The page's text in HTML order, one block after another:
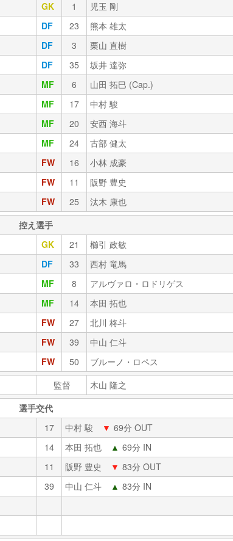
GK 1
児玉 剛
DF 23
熊本 雄太
DF 3
栗山 直樹
DF 35
坂井 達弥
MF 6
山田 拓巳 (Cap.)
MF 17
中村 駿
MF 20
安西 海斗
MF 24
古部 健太
FW 16
小林 成豪
FW 11
阪野 豊史
FW 25
汰木 康也
控え選手
GK 21
櫛引 政敏
DF 33
西村 竜馬
MF 8
アルヴァロ・ロドリゲス
MF 14
本田 拓也
FW 27
北川 柊斗
FW 39
中山 仁斗
FW 50
ブルーノ・ロペス
監督
木山 隆之
選手交代
17 中村 駿 ▼ 69分 OUT
14 本田 拓也 ▲ 69分 IN
11 阪野 豊史 ▼ 83分 OUT
39 中山 仁斗 ▲ 83分 IN